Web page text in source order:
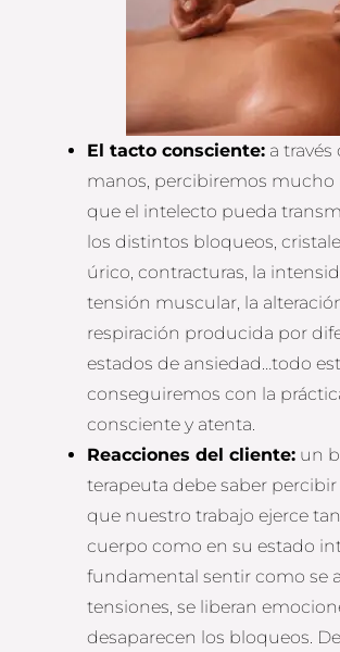
El tacto consciente: a través
manos, percibiremos mucho
que el intelecto pueda
los distintos bloqueos,
úrico, contracturas, la
tensión muscular, la
respiración producida por
estados de ansiedad…todo
conseguiremos con la
consciente y atenta.
Reacciones del cliente: un
terapeuta debe saber
que nuestro trabajo ejerce
cuerpo como en su estado
fundamental sentir como se
tensiones, se liberan
desaparecen los bloqueos.